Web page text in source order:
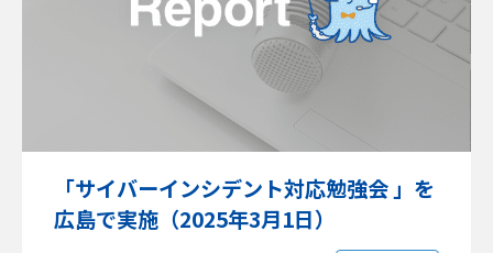
「サイバーインシデント対応勉強会 」を
広島で実施（2025年3月1日）